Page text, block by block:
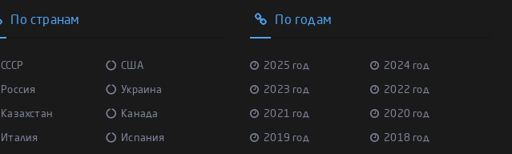
По странам
СССР США
Россия Украина
Казахстан Канада
Италия Испания
По годам
2025 год 2024 год
2023 год 2022 год
2021 год 2020 год
2019 год 2018 год